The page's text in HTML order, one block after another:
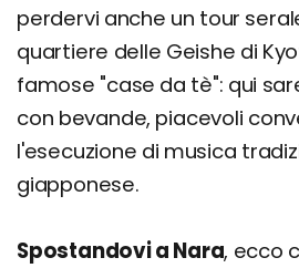
perdervi anche un tour
quartiere delle Geishe di
famose "case da tè": qui
con bevande, piacevoli
l'esecuzione di musica
giapponese.
Spostandovi a Nara, ecco